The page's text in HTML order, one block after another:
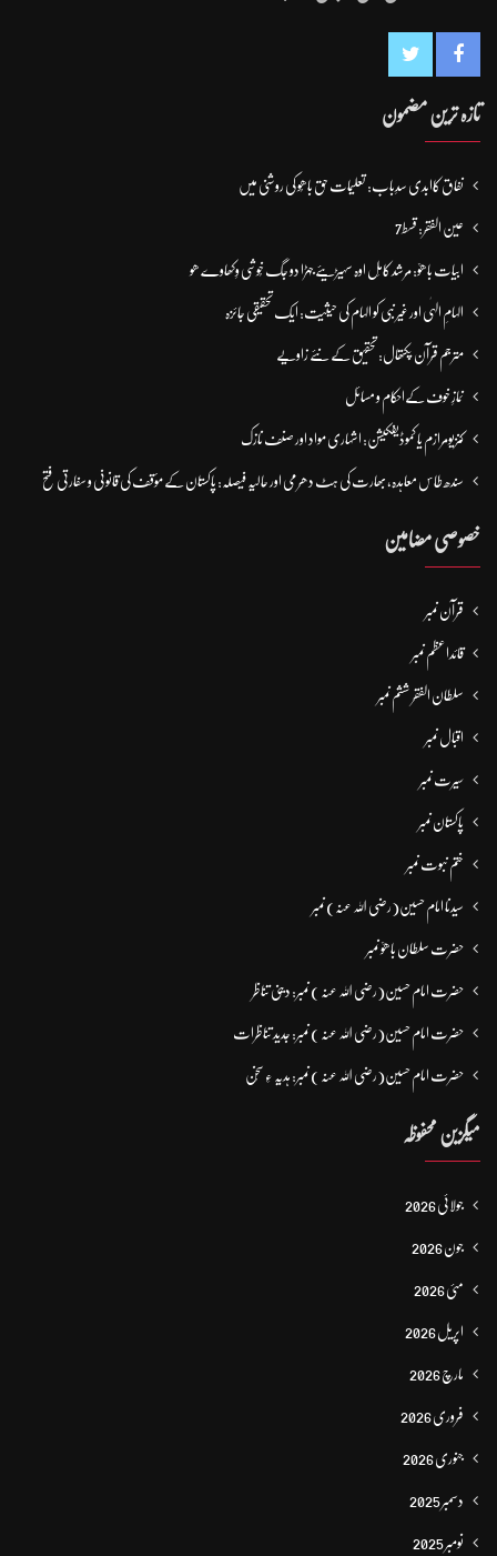
تازہ ترین مضمون
نفاق کاابدی سدِباب: تعلیمات حق باھُو کی روشنی میں
عین الفقر: قسط7
ابیات باھوؒ: مُرشد کامِل اوہ سہیڑیئے جہڑا دو جگ خُوشی وِکھاوے ھو
الہامِ الہٰی اور غیر نبی کو الہام کی حیثیت: ایک تحقیقی جائزہ
مترجم قرآن پکتھال: تحقیق کے نئے زاویے
نمازِ خوف کےاحکام و مسائل
کنزیومرازم یا کموڈیفکیشن: اشہاری مواد اور صنف نازک
سندھ طاس معاہدہ، بھارت کی ہٹ دھرمی اور حالیہ فیصلہ: پاکستان کے مؤقف کی قانونی و سفارتی فتح
خصوصی مضامین
قرآن نمبر
قائداعظم نمبر
سلطان الفقر ششم نمبر
اقبال نمبر
سیرت نمبر
پاکستان نمبر
ختم نبوت نمبر
سیدنا امام حسین(رضی اللہ عنہ) نمبر
حضرت سلطان باھوؒ نمبر
حضرت امام حسین(رضی اللہ عنہ ) نمبر: دینی تناظر
حضرت امام حسین(رضی اللہ عنہ ) نمبر: جدید تناظرات
حضرت امام حسین(رضی اللہ عنہ ) نمبر: ہدیہ ءِ سُخن
میگزین محفوظہ
جولائی 2026
جون 2026
مئی 2026
اپریل 2026
مارچ 2026
فروری 2026
جنوری 2026
دسمبر 2025
نومبر 2025